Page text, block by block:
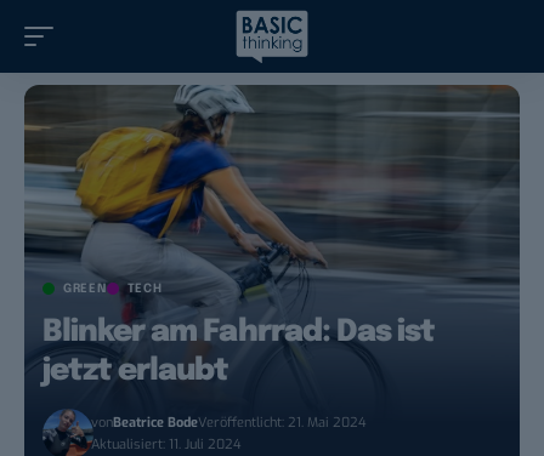
GREEN TECH
Blinker am Fahrrad: Das ist
jetzt erlaubt
vonBeatrice BodeVeröffentlicht: 21. Mai 2024
Aktualisiert: 11. Juli 2024